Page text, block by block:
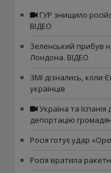
ГУР знищило
ВІДЕО
Зеленський прибув
Лондона. ВІДЕО
ЗМІ дізнались, коли
українців
Україна та
депортацію
Росія готує удар
Росія вратила